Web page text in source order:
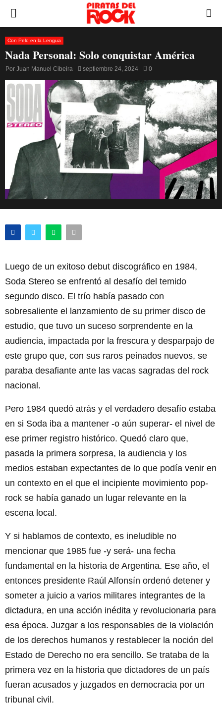
PRIMARY
MENU
Con Pelo en la Lengua
Nada Personal: Solo conquistar América
Por Juan Manuel Cibeira septiembre 24, 2024 0
Luego de un exitoso debut discográfico en 1984,
Soda Stereo se enfrentó al desafío del temido
segundo disco. El trío había pasado con
sobresaliente el lanzamiento de su primer disco de
estudio, que tuvo un suceso sorprendente en la
audiencia, impactada por la frescura y desparpajo de
este grupo que, con sus raros peinados nuevos, se
paraba desafiante ante las vacas sagradas del rock
nacional.
Pero 1984 quedó atrás y el verdadero desafío estaba
en si Soda iba a mantener -o aún superar- el nivel de
ese primer registro histórico. Quedó claro que,
pasada la primera sorpresa, la audiencia y los
medios estaban expectantes de lo que podía venir en
un contexto en el que el incipiente movimiento pop-
rock se había ganado un lugar relevante en la
escena local.
Y si hablamos de contexto, es ineludible no
mencionar que 1985 fue -y será- una fecha
fundamental en la historia de Argentina. Ese año, el
entonces presidente Raúl Alfonsín ordenó detener y
someter a juicio a varios militares integrantes de la
dictadura, en una acción inédita y revolucionaria para
esa época. Juzgar a los responsables de la violación
de los derechos humanos y restablecer la noción del
Estado de Derecho no era sencillo. Se trataba de la
primera vez en la historia que dictadores de un país
fueran acusados y juzgados en democracia por un
tribunal civil.